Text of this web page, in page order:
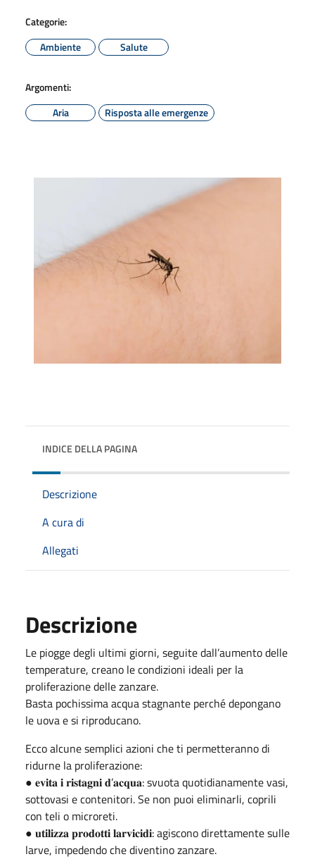
Categorie:
Ambiente
Salute
Argomenti:
Aria
Risposta alle emergenze
INDICE DELLA PAGINA
Descrizione
A cura di
Allegati
Descrizione
Le piogge degli ultimi giorni, seguite dall’aumento delle
temperature, creano le condizioni ideali per la
proliferazione delle zanzare.
Basta pochissima acqua stagnante perché depongano
le uova e si riproducano.
Ecco alcune semplici azioni che ti permetteranno di
ridurne la proliferazione:
● 𝐞𝐯𝐢𝐭𝐚 𝐢 𝐫𝐢𝐬𝐭𝐚𝐠𝐧𝐢 𝐝’𝐚𝐜𝐪𝐮𝐚: svuota quotidianamente vasi,
sottovasi e contenitori. Se non puoi eliminarli, coprili
con teli o microreti.
● 𝐮𝐭𝐢𝐥𝐢𝐳𝐳𝐚 𝐩𝐫𝐨𝐝𝐨𝐭𝐭𝐢 𝐥𝐚𝐫𝐯𝐢𝐜𝐢𝐝𝐢: agiscono direttamente sulle
larve, impedendo che diventino zanzare.